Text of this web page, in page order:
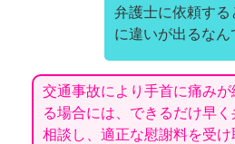
弁護士に依頼す
に違いが出るなん
交通事故により手首に痛みが
る場合には、できるだけ早く
相談し、適正な慰謝料を受け